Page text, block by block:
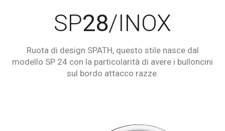
SP28/INOX
Ruota di design SPATH, questo stile nasce dal
modello SP 24 con la particolarità di avere i bulloncini
sul bordo attacco razze.